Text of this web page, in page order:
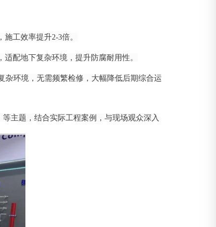
工效率提升2-3倍。
配地下复杂环境，提升防腐耐用性。
杂环境，无需频繁检修，大幅降低后期综合运
主题，结合实际工程案例，与现场观众深入